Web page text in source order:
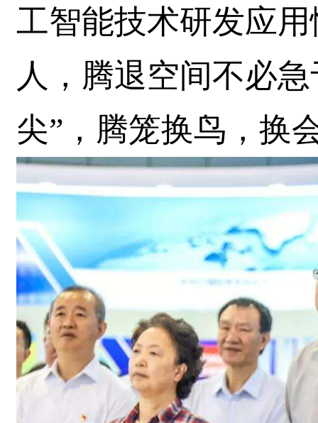
工智能技术研发应
人，腾退空间不必
尖”，腾笼换鸟，换